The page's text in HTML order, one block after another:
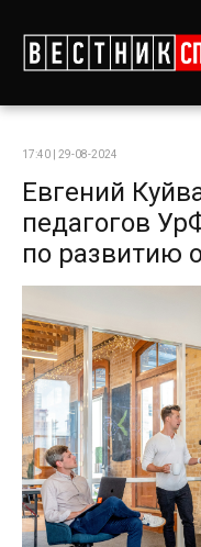
17:40 | 29-08-2024
Евгений
педагогов
по развитию